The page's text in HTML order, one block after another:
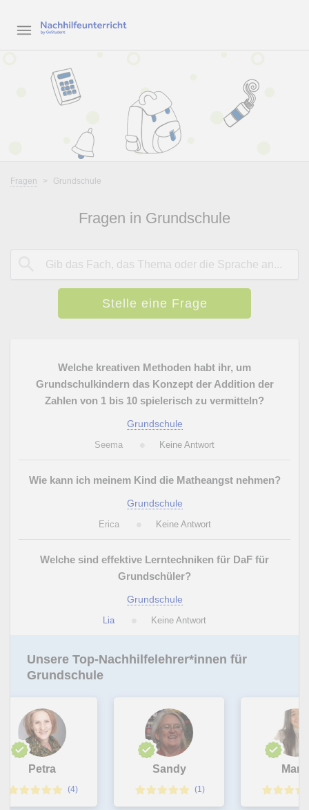
Fragen > Grundschule
Fragen in Grundschule
Stelle eine Frage
Welche kreativen Methoden habt ihr, um
Grundschulkindern das Konzept der Addition der
Zahlen von 1 bis 10 spielerisch zu vermitteln?
Grundschule
Seema Keine Antwort
Wie kann ich meinem Kind die Matheangst nehmen?
Grundschule
Erica Keine Antwort
Welche sind effektive Lerntechniken für DaF für
Grundschüler?
Grundschule
Lia Keine Antwort
Unsere Top-Nachhilfelehrer*innen für
Grundschule
Petra
(4)
Sandy
(1)
Marta